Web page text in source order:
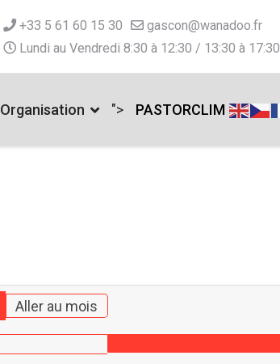
+33 5 61 60 15 30
gascon@wanadoo.fr
Lundi au Vendredi 8:30 à 12:30 / 13:30 à 17:30
Organisation "> PASTORCLIM
Aller au mois